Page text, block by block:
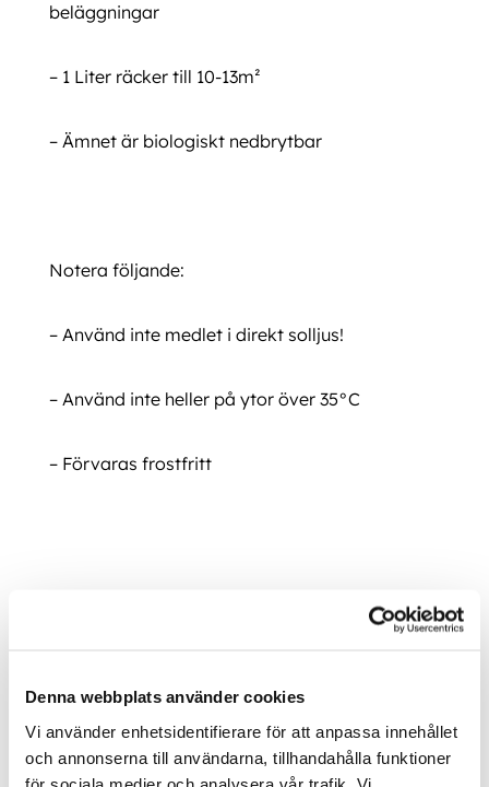
Denna webbplats använder cookies
Vi använder enhetsidentifierare för att anpassa innehållet
och annonserna till användarna, tillhandahålla funktioner
för sociala medier och analysera vår trafik. Vi
beläggningar
– 1 Liter räcker till 10-13m²
– Ämnet är biologiskt nedbrytbar
Notera följande:
– Använd inte medlet i direkt solljus!
– Använd inte heller på ytor över 35°C
– Förvaras frostfritt
Payback Aluboat Cleaner